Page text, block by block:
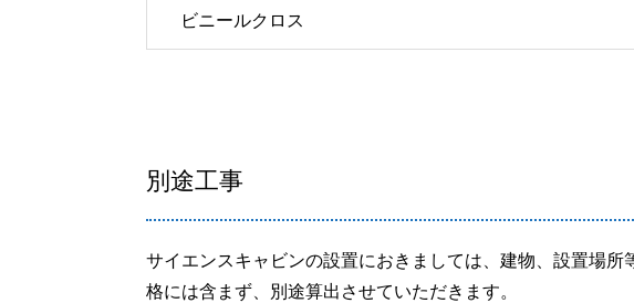
ビニールクロス
別途工事
サイエンスキャビンの設置におきましては、建物、設置場
格には含まず、別途算出させていただきます。